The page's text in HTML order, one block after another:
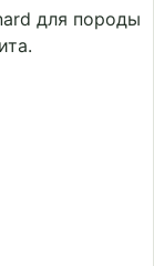
для породы